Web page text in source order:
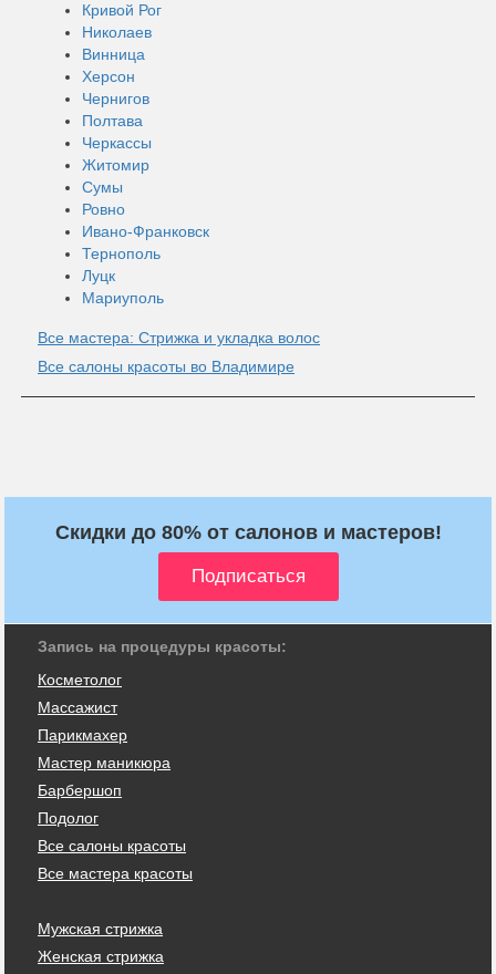
Кривой Рог
Николаев
Винница
Херсон
Чернигов
Полтава
Черкассы
Житомир
Сумы
Ровно
Ивано-Франковск
Тернополь
Луцк
Мариуполь
Все мастера: Стрижка и укладка волос
Все салоны красоты во Владимире
Скидки до 80% от салонов и мастеров!
Запись на процедуры красоты:
Косметолог
Массажист
Парикмахер
Мастер маникюра
Барбершоп
Подолог
Все салоны красоты
Все мастера красоты
Мужская стрижка
Женская стрижка